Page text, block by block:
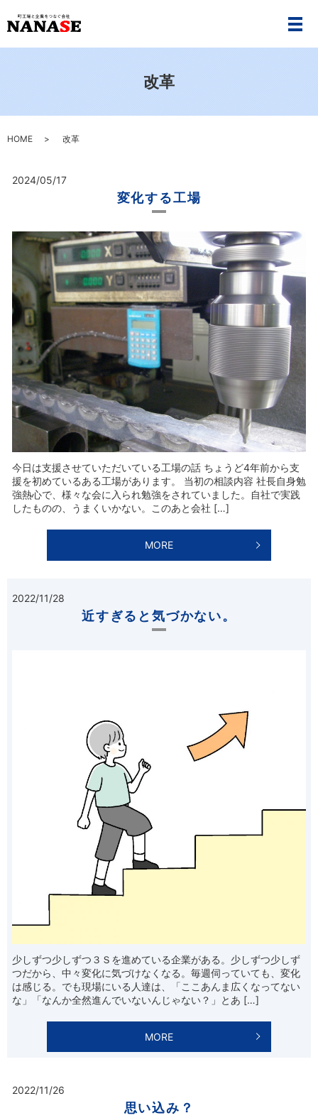
メ
改革
HOME 改革
2024/05/17
変化する工場
今日は支援させていただいている工場の話 ちょうど4年前から支
援を初めているある工場があります。 当初の相談内容 社長自身勉
強熱心で、様々な会に入られ勉強をされていました。自社で実践
したものの、うまくいかない。このあと会社 […]
MORE
2022/11/28
近すぎると気づかない。
少しずつ少しずつ３Ｓを進めている企業がある。少しずつ少しず
つだから、中々変化に気づけなくなる。毎週伺っていても、変化
は感じる。でも現場にいる人達は、「ここあんま広くなってない
な」「なんか全然進んでいないんじゃない？」とあ […]
MORE
2022/11/26
思い込み？